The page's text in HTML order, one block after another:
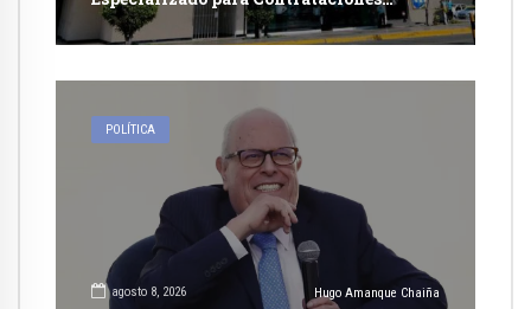
Públicas Eficientes
POLÍTICA
agosto 8, 2026 Hugo Amanque Chaiña